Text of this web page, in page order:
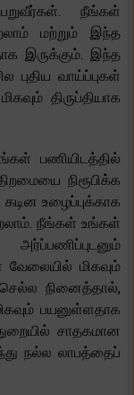
நீங்கள்
மற்றும் இந்த
இருக்கும். இந்த
புதிய வாய்ப்புகள்
திருப்தியாக
பணியிடத்தில்
நிரூபிக்க
உழைப்புக்காக
நீங்கள் உங்கள்
மிகவும்
செல்ல நினைத்தால்,
பயனுள்ளதாக
சாதகமான
நல்ல லாபத்தைப்